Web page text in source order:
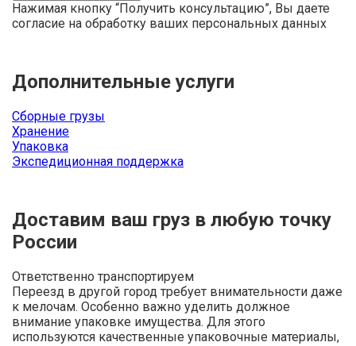
Нажимая кнопку “Получить консультацию”, Вы даете
согласие на обработку ваших персональных данных
Дополнительные услуги
Сборные грузы
Хранение
Упаковка
Экспедиционная поддержка
Доставим ваш груз в любую точку
России
Ответственно транспортируем
Переезд в другой город требует внимательности даже
к мелочам. Особенно важно уделить должное
внимание упаковке имущества. Для этого
используются качественные упаковочные материалы,